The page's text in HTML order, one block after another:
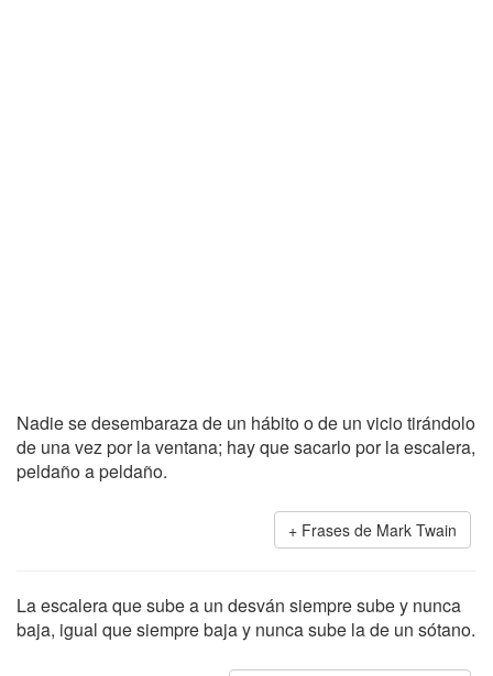
Nadie se desembaraza de un hábito o de un vicio tirándolo
de una vez por la ventana; hay que sacarlo por la escalera,
peldaño a peldaño.
Frases de Mark Twain
La escalera que sube a un desván siempre sube y nunca
baja, igual que siempre baja y nunca sube la de un sótano.